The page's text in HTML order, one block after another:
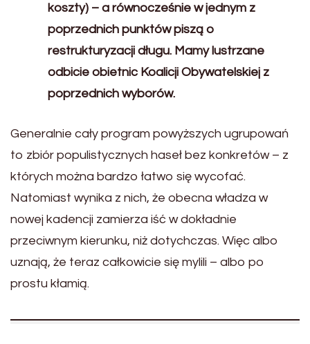
koszty) – a równocześnie w jednym z
poprzednich punktów piszą o
restrukturyzacji długu. Mamy lustrzane
odbicie obietnic Koalicji Obywatelskiej z
poprzednich wyborów.
Generalnie cały program powyższych ugrupowań
to zbiór populistycznych haseł bez konkretów – z
których można bardzo łatwo się wycofać.
Natomiast wynika z nich, że obecna władza w
nowej kadencji zamierza iść w dokładnie
przeciwnym kierunku, niż dotychczas. Więc albo
uznają, że teraz całkowicie się mylili – albo po
prostu kłamią.